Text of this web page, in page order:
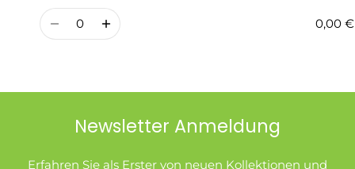
Preis
Menge
0,00 €
Newsletter Anmeldung
Erfahren Sie als Erster von neuen Kollektionen und